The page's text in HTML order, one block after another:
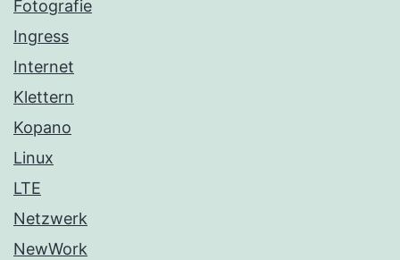
Fotografie
Ingress
Internet
Klettern
Kopano
Linux
LTE
Netzwerk
NewWork